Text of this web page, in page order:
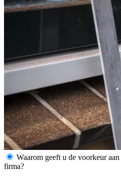
Waarom geeft u de voorkeur
firma?